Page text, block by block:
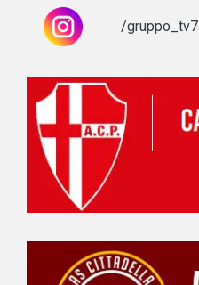
/gruppo_tv7